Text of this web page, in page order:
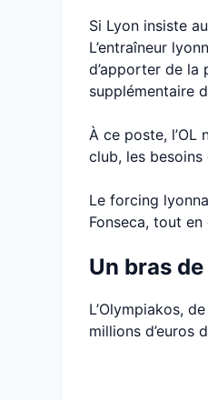
Si Lyon insiste
L’entraîneur
d’apporter de la
supplémentaire
À ce poste, l’OL
club, les
Le forcing
Fonseca, tout
Un bras
L’Olympiakos,
millions d’euros